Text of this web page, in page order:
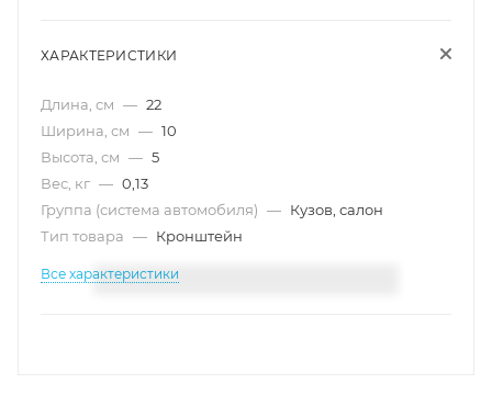
ХАРАКТЕРИСТИКИ
Длина, см — 22
Ширина, см — 10
Высота, см — 5
Вес, кг — 0,13
Группа (система автомобиля) — Кузов, салон
Тип товара — Кронштейн
Все характеристики